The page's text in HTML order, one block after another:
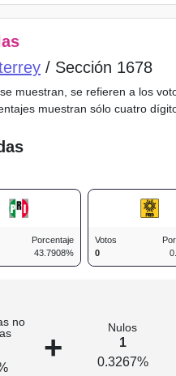
/ Sección 1678
muestran, se refieren a los
muestran sólo cuatro
Porcentaje
43.7908%
Votos
0
no
+
Nulos
1
0.3267%